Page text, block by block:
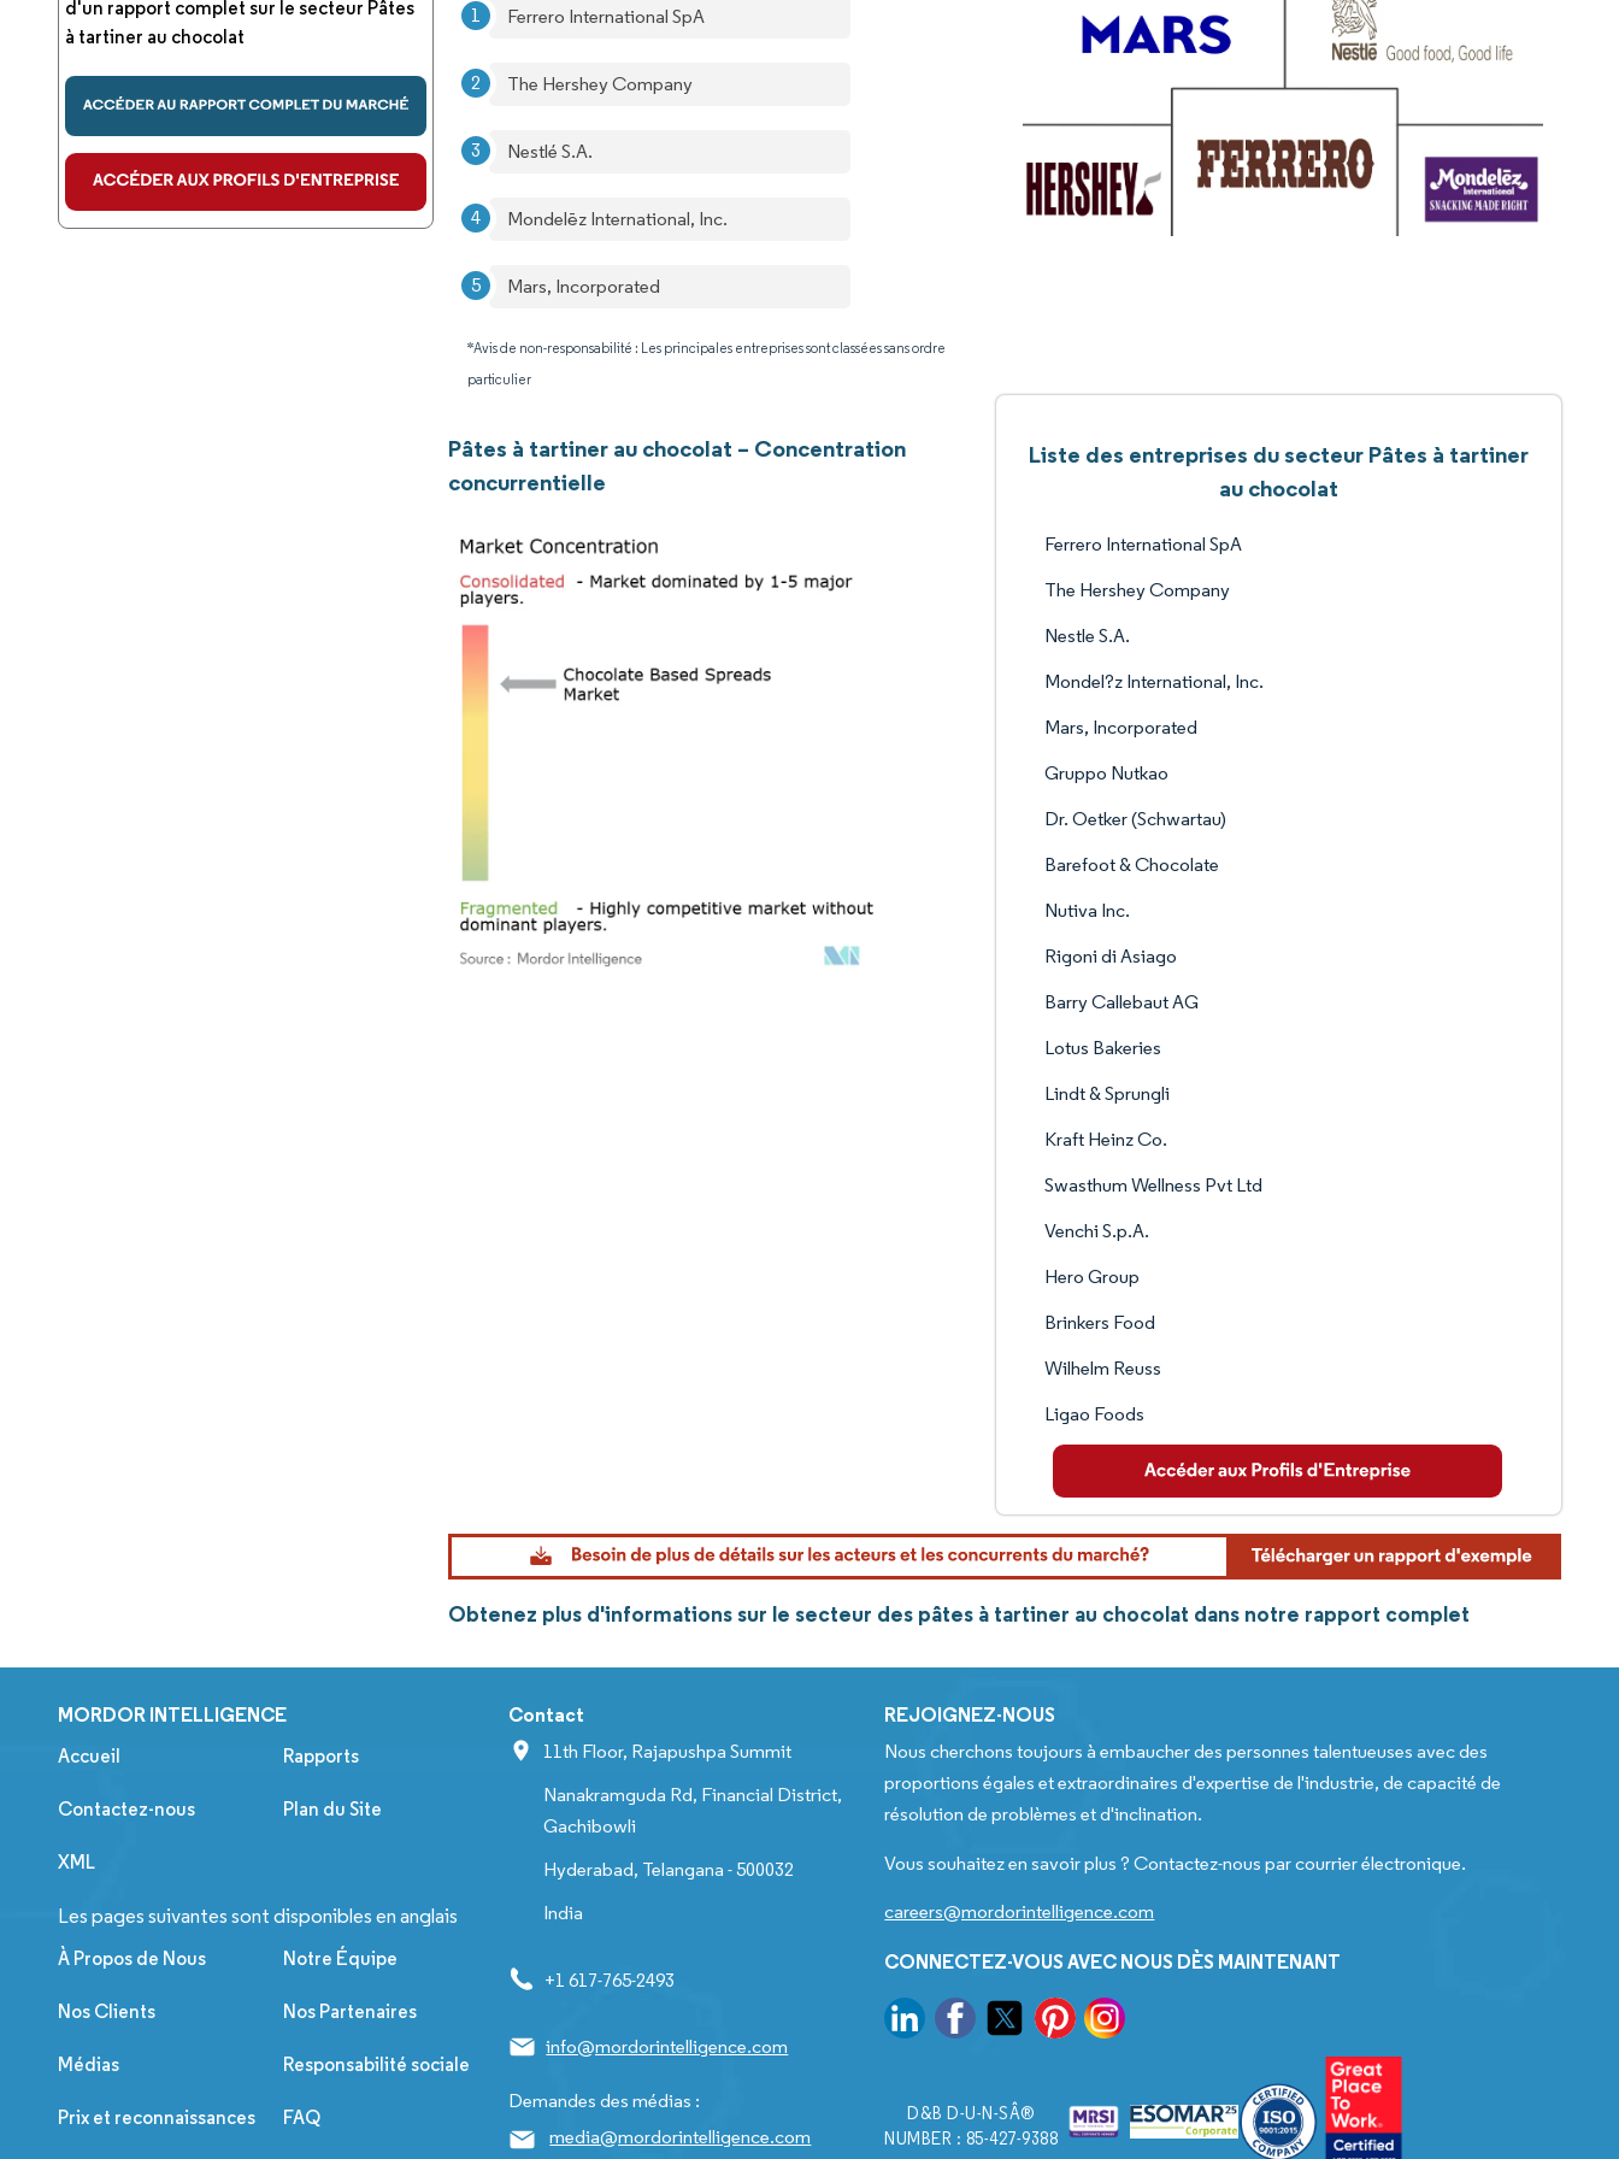
d'un rapport complet sur le secteur Pâtes
à tartiner au chocolat
Ferrero International SpA
The Hershey Company
Nestlé S.A.
Mondelēz International, Inc.
Mars, Incorporated
*Avis de non-responsabilité : Les principales entreprises sont classées sans ordre
particulier
Pâtes à tartiner au chocolat – Concentration
concurrentielle
Liste des entreprises du secteur Pâtes à tartiner
au chocolat
Ferrero International SpA
The Hershey Company
Nestle S.A.
Mondel?z International, Inc.
Mars, Incorporated
Gruppo Nutkao
Dr. Oetker (Schwartau)
Barefoot & Chocolate
Nutiva Inc.
Rigoni di Asiago
Barry Callebaut AG
Lotus Bakeries
Lindt & Sprungli
Kraft Heinz Co.
Swasthum Wellness Pvt Ltd
Venchi S.p.A.
Hero Group
Brinkers Food
Wilhelm Reuss
Ligao Foods
Obtenez plus d'informations sur le secteur des pâtes à tartiner au chocolat dans notre rapport complet
MORDOR INTELLIGENCE
Accueil Rapports
Contactez-nous Plan du Site
XML
Les pages suivantes sont disponibles en anglais
À Propos de Nous Notre Équipe
Nos Clients Nos Partenaires
Médias Responsabilité sociale
Prix et reconnaissances FAQ
Contact
11th Floor, Rajapushpa Summit
Nanakramguda Rd, Financial District,
Gachibowli
Hyderabad, Telangana - 500032
India
+1 617-765-2493
info@mordorintelligence.com
Demandes des médias :
media@mordorintelligence.com
REJOIGNEZ-NOUS
Nous cherchons toujours à embaucher des personnes talentueuses avec des
proportions égales et extraordinaires d'expertise de l'industrie, de capacité de
résolution de problèmes et d'inclination.
Vous souhaitez en savoir plus ? Contactez-nous par courrier électronique.
careers@mordorintelligence.com
CONNECTEZ-VOUS AVEC NOUS DÈS MAINTENANT
D&B D-U-N-SÂ®
NUMBER : 85-427-9388